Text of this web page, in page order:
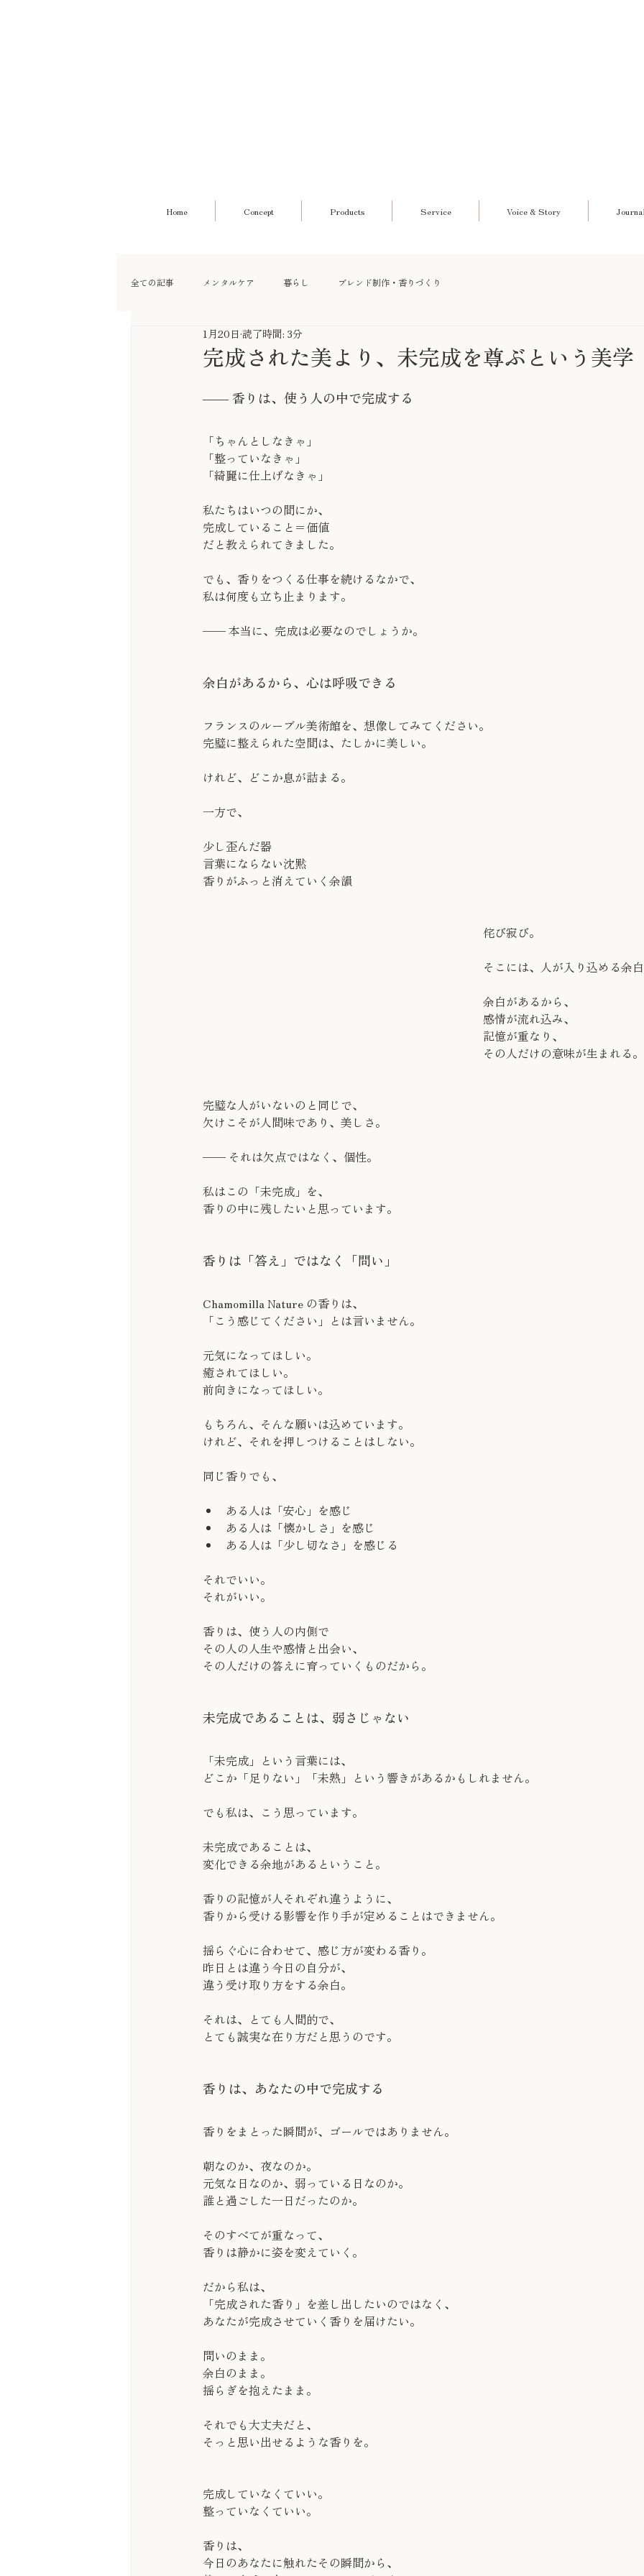
全ての記事 メンタルケア 暮らし ブレンド制作・香りづくり
完成された美より、未完成を尊ぶという美学
1月20日 読了時間: 3分
―― 香りは、使う人の中で完成する
「ちゃんとしなきゃ」
「整っていなきゃ」
「綺麗に仕上げなきゃ」
私たちはいつの間にか、
完成していること＝価値
だと教えられてきました。
でも、香りをつくる仕事を続けるなかで、
私は何度も立ち止まります。
—— 本当に、完成は必要なのでしょうか。
余白があるから、心は呼吸できる
フランスのルーブル美術館を、想像してみてください。
完璧に整えられた空間は、たしかに美しい。
けれど、どこか息が詰まる。
一方で、
少し歪んだ器
言葉にならない沈黙
香りがふっと消えていく余韻
侘び寂び。
そこには、人が入り込める余白
余白があるから、
感情が流れ込み、
記憶が重なり、
その人だけの意味が生まれる。
完璧な人がいないのと同じで、
欠けこそが人間味であり、美しさ。
—— それは欠点ではなく、個性。
私はこの「未完成」を、
香りの中に残したいと思っています。
香りは「答え」ではなく「問い」
Chamomilla Nature の香りは、
「こう感じてください」とは言いません。
元気になってほしい。
癒されてほしい。
前向きになってほしい。
もちろん、そんな願いは込めています。
けれど、それを押しつけることはしない。
同じ香りでも、
ある人は「安心」を感じ
ある人は「懐かしさ」を感じ
ある人は「少し切なさ」を感じる
それでいい。
それがいい。
香りは、使う人の内側で
その人の人生や感情と出会い、
その人だけの答えに育っていくものだから。
未完成であることは、弱さじゃない
「未完成」という言葉には、
どこか「足りない」「未熟」という響きがあるかもしれません。
でも私は、こう思っています。
未完成であることは、
変化できる余地があるということ。
香りの記憶が人それぞれ違うように、
香りから受ける影響を作り手が定めることはできません。
揺らぐ心に合わせて、感じ方が変わる香り。
昨日とは違う今日の自分が、
違う受け取り方をする余白。
それは、とても人間的で、
とても誠実な在り方だと思うのです。
香りは、あなたの中で完成する
香りをまとった瞬間が、ゴールではありません。
朝なのか、夜なのか。
元気な日なのか、弱っている日なのか。
誰と過ごした一日だったのか。
そのすべてが重なって、
香りは静かに姿を変えていく。
だから私は、
「完成された香り」を差し出したいのではなく、
あなたが完成させていく香りを届けたい。
問いのまま。
余白のまま。
揺らぎを抱えたまま。
それでも大丈夫だと、
そっと思い出せるような香りを。
完成していなくていい。
整っていなくていい。
香りは、
今日のあなたに触れたその瞬間から、
Home Concept Products Service Voice & Story Journal